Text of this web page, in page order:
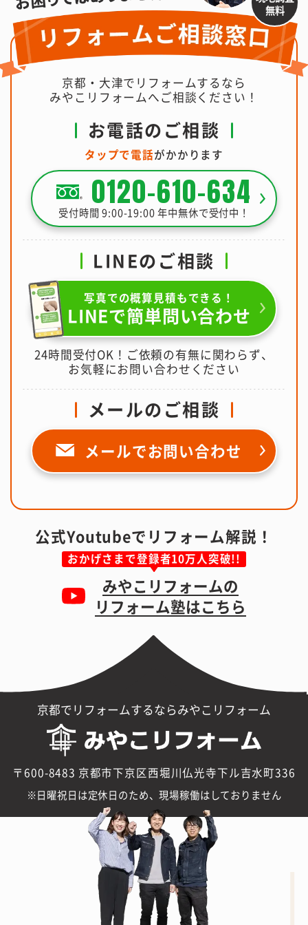
無料
京都・大津でリフォームするなら
みやこリフォームへご相談ください！
お電話のご相談
タップで電話がかかります
0120-610-634
受付時間 9:00-19:00 年中無休で受付中！
LINEのご相談
写真での概算見積もできる！
LINEで簡単問い合わせ
24時間受付OK！ご依頼の有無に関わらず、
お気軽にお問い合わせください
メールのご相談
メールでお問い合わせ
公式Youtubeでリフォーム解説！
おかげさまで登録者10万人突破!!
みやこリフォームの
リフォーム塾はこちら
京都でリフォームするならみやこリフォーム
〒600-8483 京都市下京区西堀川仏光寺下ル吉水町336
日曜祝日は定休日のため、現場稼働はしておりません